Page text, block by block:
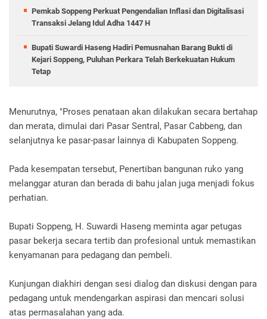
Pemkab Soppeng Perkuat Pengendalian Inflasi dan Digitalisasi
Transaksi Jelang Idul Adha 1447 H
Bupati Suwardi Haseng Hadiri Pemusnahan Barang Bukti di
Kejari Soppeng, Puluhan Perkara Telah Berkekuatan Hukum
Tetap
Menurutnya, "Proses penataan akan dilakukan secara bertahap
dan merata, dimulai dari Pasar Sentral, Pasar Cabbeng, dan
selanjutnya ke pasar-pasar lainnya di Kabupaten Soppeng.
Pada kesempatan tersebut, Penertiban bangunan ruko yang
melanggar aturan dan berada di bahu jalan juga menjadi fokus
perhatian.
Bupati Soppeng, H. Suwardi Haseng meminta agar petugas
pasar bekerja secara tertib dan profesional untuk memastikan
kenyamanan para pedagang dan pembeli.
Kunjungan diakhiri dengan sesi dialog dan diskusi dengan para
pedagang untuk mendengarkan aspirasi dan mencari solusi
atas permasalahan yang ada.